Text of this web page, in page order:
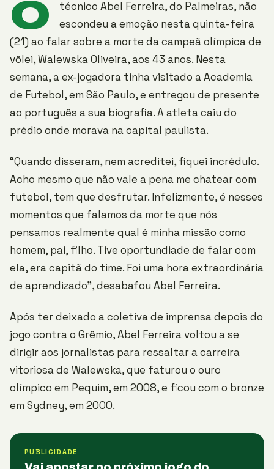
O
técnico Abel Ferreira, do Palmeiras, não
escondeu a emoção nesta quinta-feira
(21) ao falar sobre a morte da campeã olímpica de
vôlei, Walewska Oliveira, aos 43 anos. Nesta
semana, a ex-jogadora tinha visitado a Academia
de Futebol, em São Paulo, e entregou de presente
ao português a sua biografia. A atleta caiu do
prédio onde morava na capital paulista.
“Quando disseram, nem acreditei, fiquei incrédulo.
Acho mesmo que não vale a pena me chatear com
futebol, tem que desfrutar. Infelizmente, é nesses
momentos que falamos da morte que nós
pensamos realmente qual é minha missão como
homem, pai, filho. Tive oportundiade de falar com
ela, era capitã do time. Foi uma hora extraordinária
de aprendizado”, desabafou Abel Ferreira.
Após ter deixado a coletiva de imprensa depois do
jogo contra o Grêmio, Abel Ferreira voltou a se
dirigir aos jornalistas para ressaltar a carreira
vitoriosa de Walewska, que faturou o ouro
olímpico em Pequim, em 2008, e ficou com o bronze
em Sydney, em 2000.
PUBLICIDADE